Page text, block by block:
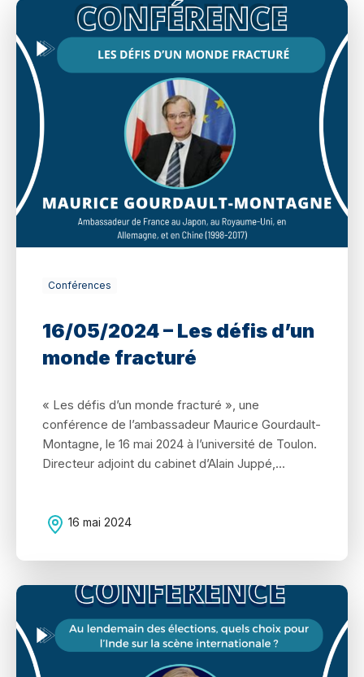
Conférences
16/05/2024 – Les défis d’un
monde fracturé
« Les défis d’un monde fracturé », une
conférence de l’ambassadeur Maurice Gourdault-
Montagne, le 16 mai 2024 à l’université de Toulon.
Directeur adjoint du cabinet d’Alain Juppé,...
16 mai 2024